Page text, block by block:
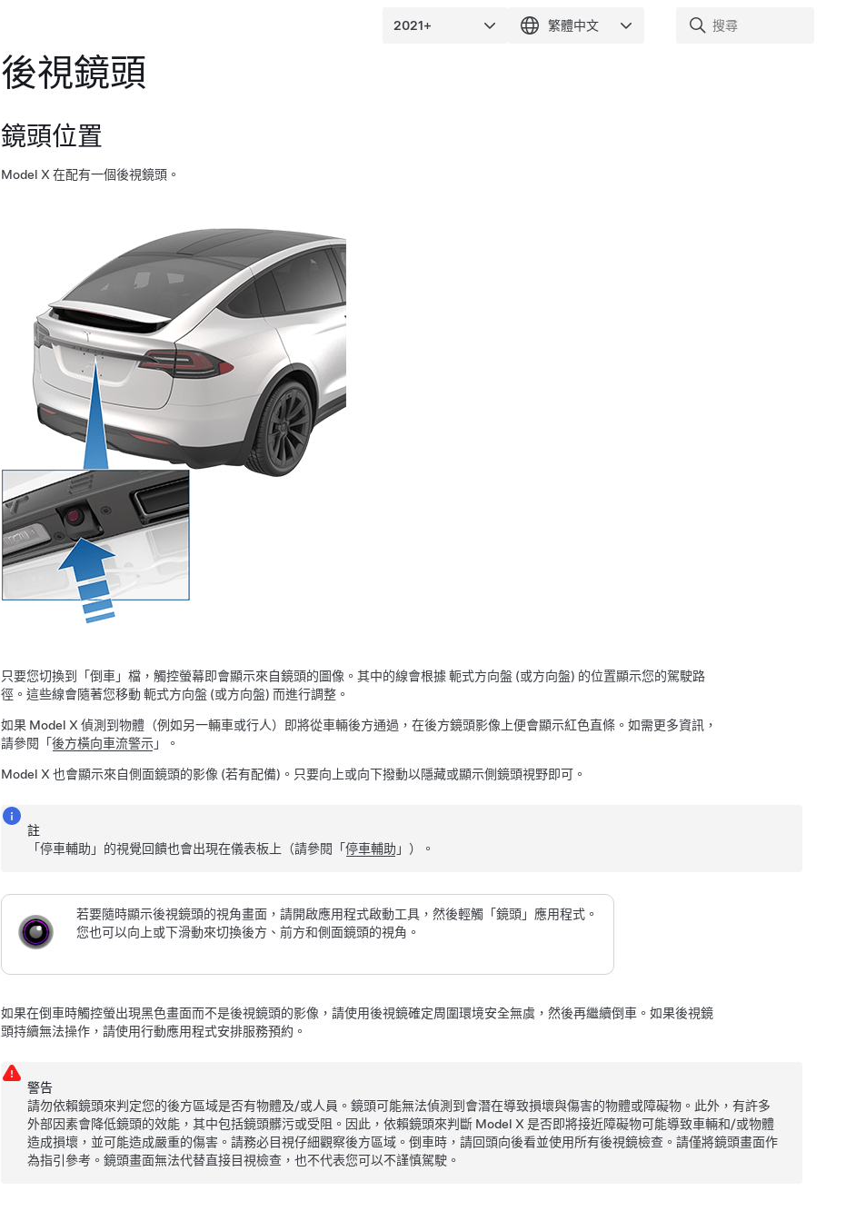
後視鏡頭
鏡頭位置
Model X 在配有一個後視鏡頭。
只要您切換到「倒車」檔，觸控螢幕即會顯示來自鏡頭的圖像。其中的線會根據軛式方向盤 (或方向盤) 的位置顯示您的駕駛路
徑。這些線會隨著您移動軛式方向盤 (或方向盤) 而進行調整。
如果 Model X 偵測到物體（例如另一輛車或行人）即將從車輛後方通過，在後方鏡頭影像上便會顯示紅色直條。如需更多資訊，
請參閱「後方橫向車流警示」。
Model X 也會顯示來自側面鏡頭的影像 (若有配備) 。 只要向上或向下撥動以隱藏或顯示側鏡頭視野即可。
註
「停車輔助」的視覺回饋也會出現在儀表板 上（請參閱「停車輔助 」）。
若要隨時顯示後視鏡頭的視角畫面，請開啟應用程式啟動工具，然後輕觸「鏡頭」應用程式。
您也可以向上或下滑動來切換後方、前方和側面鏡頭的視角。
如果在倒車時觸控螢出現黑色畫面而不是後視鏡頭的影像，請使用後視鏡確定周圍環境安全無虞，然後再繼續倒車。如果後視鏡
頭持續無法操作，請使用行動應用程式安排服務預約。
警告
請勿依賴鏡頭來判定您的後方區域是否有物體及/或人員。鏡頭可能無法偵測到會潛在導致損壞與傷害的物體或障礙物。此外，有許多
外部因素會降低鏡頭的效能，其中包括鏡頭髒污或受阻。因此，依賴鏡頭來判斷 Model X 是否即將接近障礙物可能導致車輛和/或物體
造成損壞，並可能造成嚴重的傷害。請務必目視仔細觀察後方區域。倒車時，請回頭向後看並使用所有後視鏡檢查。請僅將鏡頭畫面作
為指引參考。鏡頭畫面無法代替直接目視檢查，也不代表您可以不謹慎駕駛。